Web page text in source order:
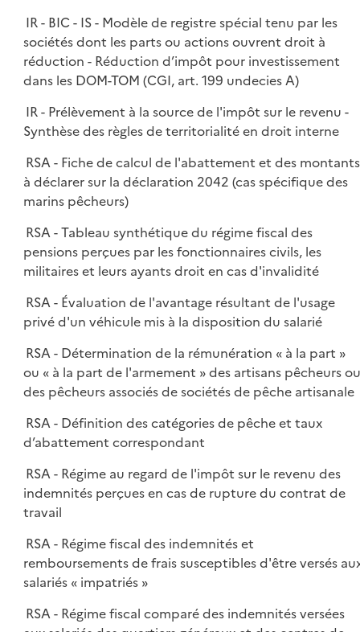
IR - BIC - IS - Modèle de registre spécial tenu par les
sociétés dont les parts ou actions ouvrent droit à
réduction - Réduction d’impôt pour investissement
dans les DOM-TOM (CGI, art. 199 undecies A)
IR - Prélèvement à la source de l'impôt sur le revenu -
Synthèse des règles de territorialité en droit interne
RSA - Fiche de calcul de l'abattement et des montants
à déclarer sur la déclaration 2042 (cas spécifique des
marins pêcheurs)
RSA - Tableau synthétique du régime fiscal des
pensions perçues par les fonctionnaires civils, les
militaires et leurs ayants droit en cas d'invalidité
RSA - Évaluation de l'avantage résultant de l'usage
privé d'un véhicule mis à la disposition du salarié
RSA - Détermination de la rémunération « à la part »
ou « à la part de l'armement » des artisans pêcheurs ou
des pêcheurs associés de sociétés de pêche artisanale
RSA - Définition des catégories de pêche et taux
d’abattement correspondant
RSA - Régime au regard de l'impôt sur le revenu des
indemnités perçues en cas de rupture du contrat de
travail
RSA - Régime fiscal des indemnités et
remboursements de frais susceptibles d'être versés
salariés « impatriés »
RSA - Régime fiscal comparé des indemnités versées